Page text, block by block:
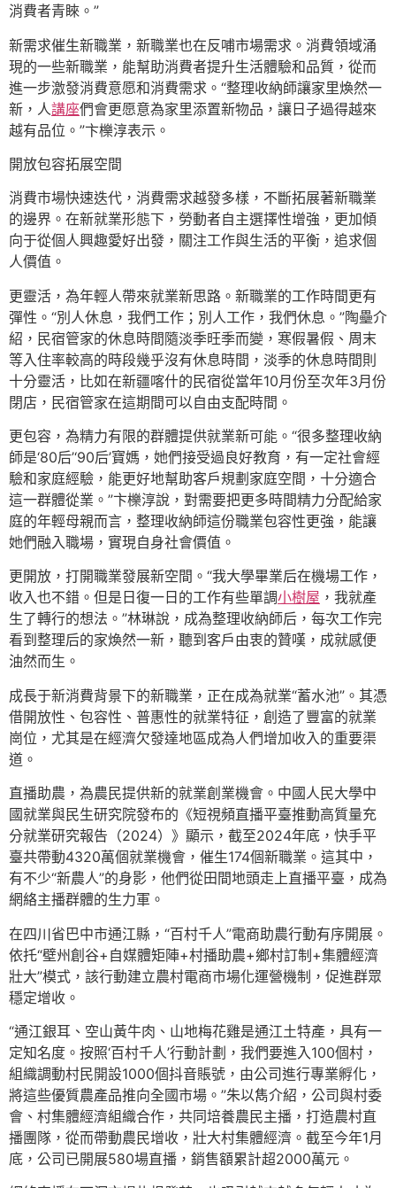
消費者青睞。”
新需求催生新職業，新職業也在反哺市場需求。消費領域涌
現的一些新職業，能幫助消費者提升生活體驗和品質，從而
進一步激發消費意愿和消費需求。“整理收納師讓家里煥然一
新，人講座們會更愿意為家里添置新物品，讓日子過得越來
越有品位。”卞櫟淳表示。
開放包容拓展空間
消費市場快速迭代，消費需求越發多樣，不斷拓展著新職業
的邊界。在新就業形態下，勞動者自主選擇性增強，更加傾
向于從個人興趣愛好出發，關注工作與生活的平衡，追求個
人價值。
更靈活，為年輕人帶來就業新思路。新職業的工作時間更有
彈性。“別人休息，我們工作；別人工作，我們休息。”陶壘介
紹，民宿管家的休息時間隨淡季旺季而變，寒假暑假、周末
等入住率較高的時段幾乎沒有休息時間，淡季的休息時間則
十分靈活，比如在新疆喀什的民宿從當年10月份至次年3月份
閉店，民宿管家在這期間可以自由支配時間。
更包容，為精力有限的群體提供就業新可能。“很多整理收納
師是‘80后’‘90后’寶媽，她們接受過良好教育，有一定社會經
驗和家庭經驗，能更好地幫助客戶規劃家庭空間，十分適合
這一群體從業。”卞櫟淳說，對需要把更多時間精力分配給家
庭的年輕母親而言，整理收納師這份職業包容性更強，能讓
她們融入職場，實現自身社會價值。
更開放，打開職業發展新空間。“我大學畢業后在機場工作，
收入也不錯。但是日復一日的工作有些單調小樹屋 ，我就產
生了轉行的想法。”林琳說，成為整理收納師后，每次工作完
看到整理后的家煥然一新，聽到客戶由衷的贊嘆，成就感便
油然而生。
成長于新消費背景下的新職業，正在成為就業“蓄水池”。其憑
借開放性、包容性、普惠性的就業特征，創造了豐富的就業
崗位，尤其是在經濟欠發達地區成為人們增加收入的重要渠
道。
直播助農，為農民提供新的就業創業機會。中國人民大學中
國就業與民生研究院發布的《短視頻直播平臺推動高質量充
分就業研究報告（2024）》顯示，截至2024年底，快手平
臺共帶動4320萬個就業機會，催生174個新職業。這其中，
有不少“新農人”的身影，他們從田間地頭走上直播平臺，成為
網絡主播群體的生力軍。
在四川省巴中市通江縣，“百村千人”電商助農行動有序開展。
依托“壁州創谷+自媒體矩陣+村播助農+鄉村訂制+集體經濟
壯大”模式，該行動建立農村電商市場化運營機制，促進群眾
穩定增收。
“通江銀耳、空山黃牛肉、山地梅花雞是通江土特產，具有一
定知名度。按照‘百村千人’行動計劃，我們要進入100個村，
組織調動村民開設1000個抖音賬號，由公司進行專業孵化，
將這些優質農產品推向全國市場。”朱以雋介紹，公司與村委
會、村集體經濟組織合作，共同培養農民主播，打造農村直
播團隊，從而帶動農民增收，壯大村集體經濟。截至今年1月
底，公司已開展580場直播，銷售額累計超2000萬元。